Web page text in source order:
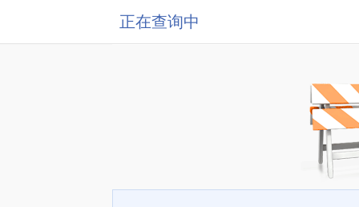
正在查询中